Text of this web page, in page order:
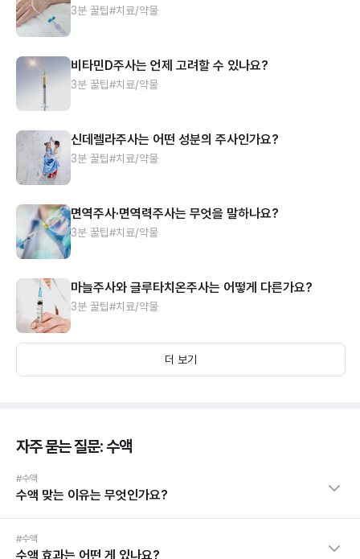
3분 꿀팁#치료/약물
비타민D주사는 언제 고려할 수 있나요?
3분 꿀팁#치료/약물
신데렐라주사는 어떤 성분의 주사인가요?
3분 꿀팁#치료/약물
면역주사·면역력주사는 무엇을 말하나요?
3분 꿀팁#치료/약물
마늘주사와 글루타치온주사는 어떻게 다른가요?
3분 꿀팁#치료/약물
더 보기
자주 묻는 질문: 수액
#수액
수액 맞는 이유는 무엇인가요?
#수액
수액 효과는 어떤 게 있나요?